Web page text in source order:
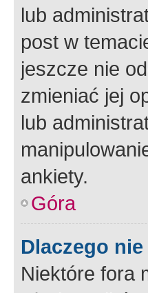
lub
post w
jeszcze nie
zmieniać jej
lub
ankiety.
Góra
Dlaczego
Niektóre fora